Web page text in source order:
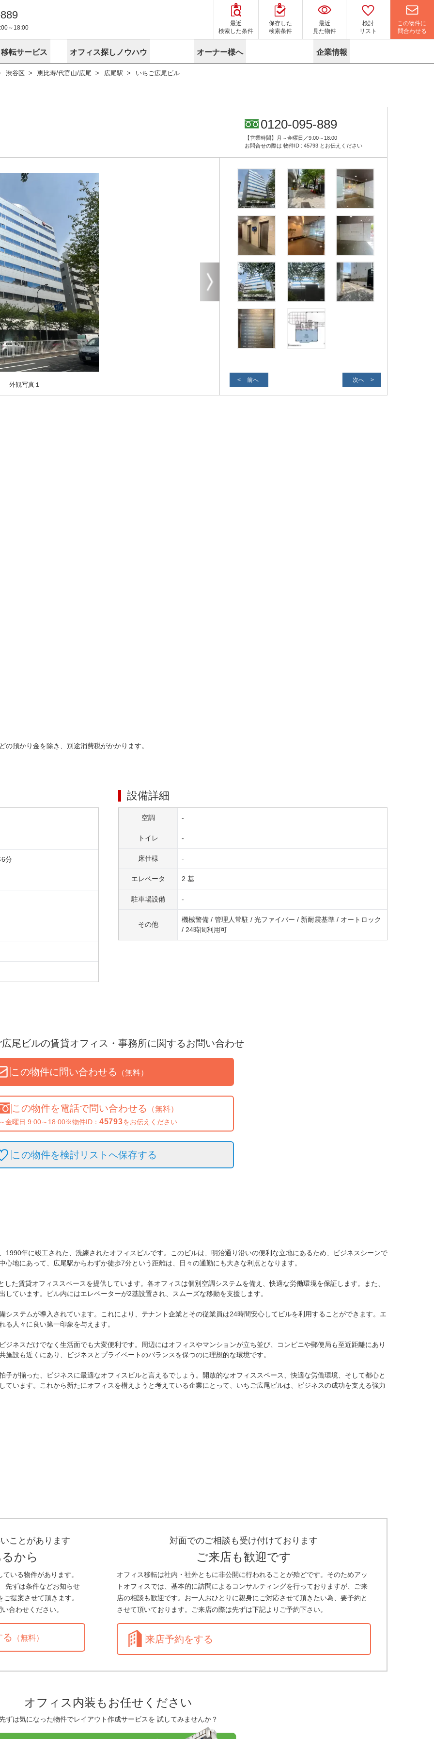
～18:00
最近
検索した条件
保存した
検索条件
最近
見た物件
検討
リスト
この物件に
問合わせる
ックを探す
埼玉
路線から探す
埼玉のクリニックを探す
路線から探す
千葉のクリニックを探す
路線から探す
こだわりから探す
地図から探す
名古屋のクリニックを探す
転サービス オフィス探しノウハウ
が選ばれる理由
ド オフィス移転に関するお役立ちコンテンツ
オーナー様へ
空室 に
物件掲載依頼
蛍光灯の廃止に備えてLED化へ
企業情報
ビルアド ベンチャー・フォーラム
渋谷区 恵比寿/代官山/広尾 広尾駅 いちご広尾ビル
0120-095-889
【営業時間】月～金曜日／9:00～18:00
お問合せの際は 物件ID : 45793 とお伝えください
外観写真１
前へ 次へ
預かり金を除き、別途消費税がかかります。
6分
設備詳細
空調 -
トイレ -
床仕様 -
エレベータ 2 基
駐車場設備 -
その他
機械警備 / 管理人常駐 / 光ファイバー / 新耐震基準 / オートロック
/ 24時間利用可
尾ビルの賃貸オフィス・事務所に関するお問い合わせ
この物件に問い合わせる （無料）
この物件を電話で問い合わせる （無料）
金曜日 9:00～18:00※物件ID： 45793をお伝えください
この物件を検討リストへ保存する
1990年に竣工された、洗練されたオフィスビルです。このビルは、明治通り沿いの便利な立地にあるため、ビジネスシーンで
地にあって、広尾駅からわずか徒歩7分という距離は、日々の通勤にも大きな利点となります。
た賃貸オフィススペースを提供しています。各オフィスは個別空調システムを備え、快適な労働環境を保証します。また、
ています。ビル内にはエレベーターが2基設置され、スムーズな移動を支援します。
システムが導入されています。これにより、テナント企業とその従業員は24時間安心してビルを利用することができます。エ
る人々に良い第一印象を与えます。
ジネスだけでなく生活面でも大変便利です。周辺にはオフィスやマンションが立ち並び、コンビニや郵便局も至近距離にあり
設も近くにあり、ビジネスとプライベートのバランスを保つのに理想的な環境です。
子が揃った、ビジネスに最適なオフィスビルと言えるでしょう。開放的なオフィススペース、快適な労働環境、そして都心と
ています。これから新たにオフィスを構えようと考えている企業にとって、いちご広尾ビルは、ビジネスの成功を支える強力
ことがあります
から
いる物件があります。
先ずは条件などお知らせ
提案させて頂きます。
合わせください。
る （無料）
対面でのご相談も受け付けております
ご来店も歓迎です
オフィス移転は社内・社外ともに非公開に行われることが殆どです。そのためアッ
トオフィスでは、基本的に訪問によるコンサルティングを行っておりますが、ご来
店の相談も歓迎です。お一人おひとりに親身にご対応させて頂きたい為、要予約と
させて頂いております。ご来店の際は先ずは下記よりご予約下さい。
来店予約をする
オフィス内装もお任せください
ずは気になった物件でレイアウト作成サービスを 試してみませんか？